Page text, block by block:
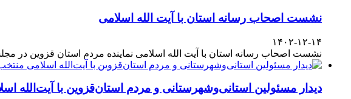
نشست اصحاب رسانه استان با آیت الله اسلامی
۱۴۰۲-۱۲-۱۴
نشست اصحاب رسانه استان با آیت الله اسلامی نماینده مردم استان قزوین در
دیدار مسئولین استانی‌وشهرستانی و مردم‌ استان‌قزوین با آیت‌الله‌